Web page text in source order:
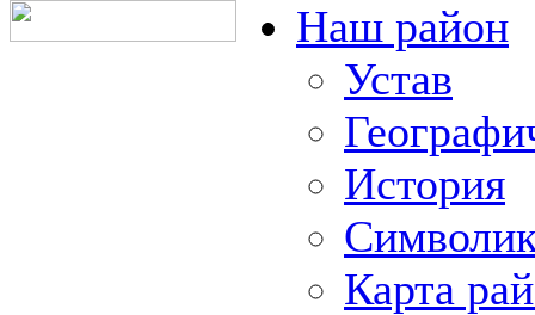
Наш район
Устав
История
Карта